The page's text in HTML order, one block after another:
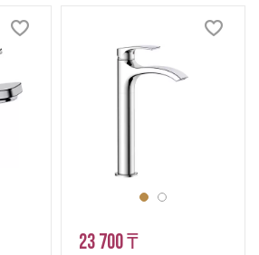
23 700 ₸